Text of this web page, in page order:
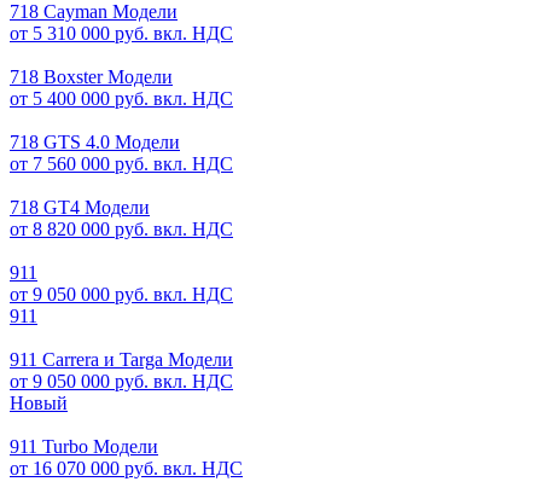
718 Cayman Модели
от 5 310 000 руб. вкл. НДС
718 Boxster Модели
от 5 400 000 руб. вкл. НДС
718 GTS 4.0 Модели
от 7 560 000 руб. вкл. НДС
718 GT4 Модели
от 8 820 000 руб. вкл. НДС
911
от 9 050 000 руб. вкл. НДС
911
911 Carrera и Targa Модели
от 9 050 000 руб. вкл. НДС
Новый
911 Turbo Модели
от 16 070 000 руб. вкл. НДС